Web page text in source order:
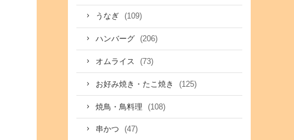
うなぎ (109)
ハンバーグ (206)
オムライス (73)
お好み焼き・たこ焼き (125)
焼鳥・鳥料理 (108)
串かつ (47)